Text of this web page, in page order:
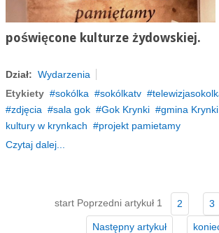
poświęcone kulturze żydowskiej.
Dział: Wydarzenia
Etykiety
sokólka sokólkatv
zdjęcia
sala gok Gok Krynki gmina Krynki
kultury w krynkach
projekt pamietamy
Czytaj dalej...
start Poprzedni artykuł 1 2 3
Następny artykuł